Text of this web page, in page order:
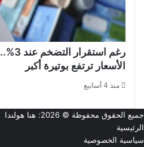
رغم
الأسعار ترتفع بوتيرة أكبر
منذ 4 أسابيع
جميع الحقوق محفوظة © 2026:
هنا هولندا
الرئيسية
سياسية الخصوصية